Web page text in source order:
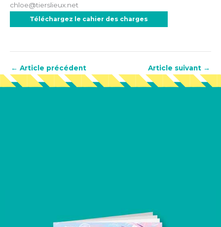
chloe@tierslieux.net
Téléchargez le cahier des charges
← Article précédent Article suivant →